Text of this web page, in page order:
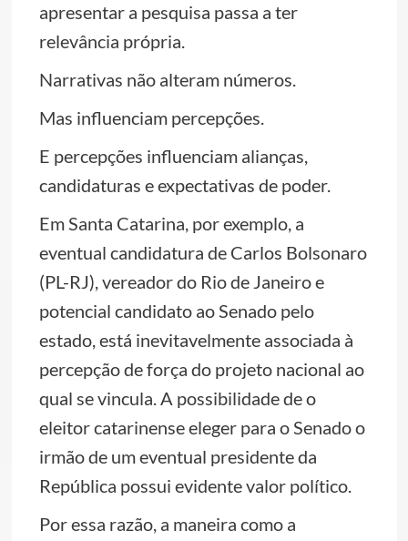
apresentar a pesquisa passa a ter
relevância própria.
Narrativas não alteram números.
Mas influenciam percepções.
E percepções influenciam alianças,
candidaturas e expectativas de poder.
Em Santa Catarina, por exemplo, a
eventual candidatura de Carlos Bolsonaro
(PL-RJ), vereador do Rio de Janeiro e
potencial candidato ao Senado pelo
estado, está inevitavelmente associada à
percepção de força do projeto nacional ao
qual se vincula. A possibilidade de o
eleitor catarinense eleger para o Senado o
irmão de um eventual presidente da
República possui evidente valor político.
Por essa razão, a maneira como a